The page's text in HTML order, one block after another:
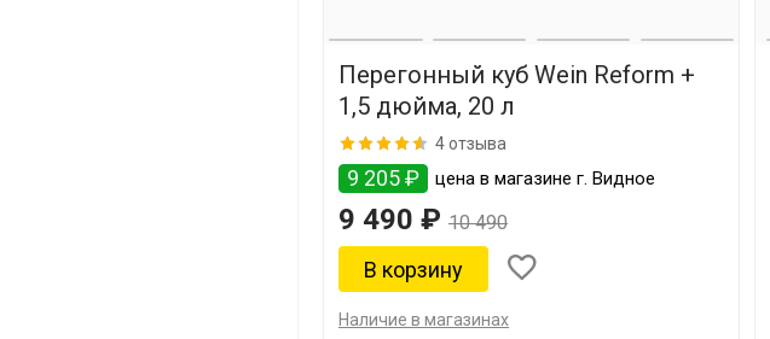
Перегонный куб Wein Reform +
1,5 дюйма, 20 л
4 отзыва
9 205 ₽ цена в магазине г. Видное
9 490 ₽ 10 490
Наличие в магазинах